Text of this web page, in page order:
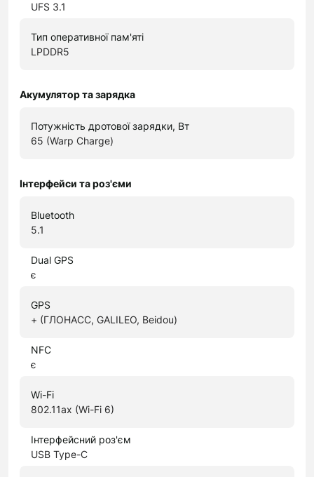
UFS 3.1
Тип оперативної пам'яті
LPDDR5
Акумулятор та зарядка
Потужність дротової зарядки, Вт
65 (Warp Charge)
Інтерфейси та роз'єми
Bluetooth
5.1
Dual GPS
є
GPS
+ (ГЛОНАСС, GALILEO, Beidou)
NFC
є
Wi-Fi
802.11ax (Wi-Fi 6)
Інтерфейсний роз'єм
USB Type-C